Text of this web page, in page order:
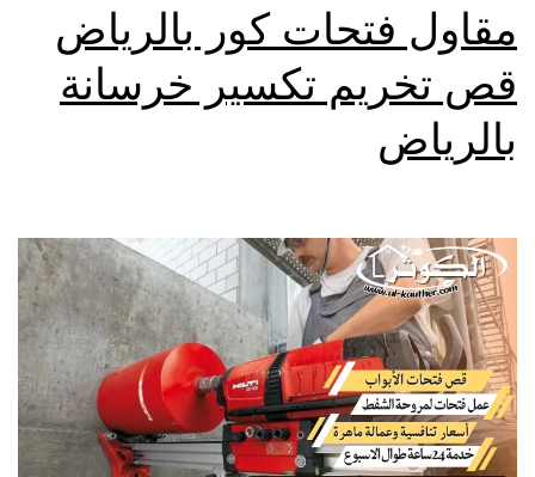
مقاول فتحات كور بالرياض
قص تخريم تكسير خرسانة
بالرياض